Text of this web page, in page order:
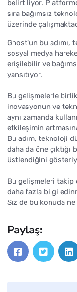
belirtiliyor.
sıra bağımsız
üzerinde
Ghost'un bu adımı,
sosyal medya
erişilebilir ve
yansıtıyor.
Bu gelişmelerle
inovasyonun ve
aynı zamanda
etkileşimin
Bu adım, teknoloji
daha da öne
üstlendiğini
Bu gelişmeleri takip
daha fazla bilgi
Siz de bu konuda
Paylaş: